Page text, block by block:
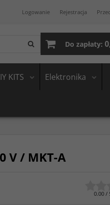
Logowanie Rejestracja
Do zapłaty:
KITS Elektronika
V / MKT-A
0.00 /